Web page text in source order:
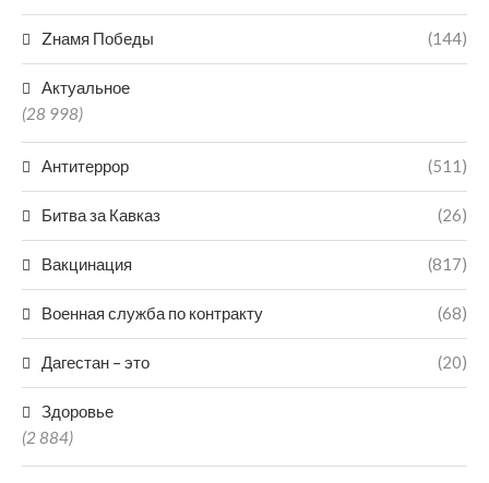
Zнамя Победы (144)
Актуальное
(28 998)
Антитеррор (511)
Битва за Кавказ (26)
Вакцинация (817)
Военная служба по контракту (68)
Дагестан – это (20)
Здоровье
(2 884)